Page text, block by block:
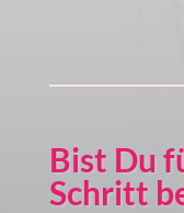
Bist Du
Schritt